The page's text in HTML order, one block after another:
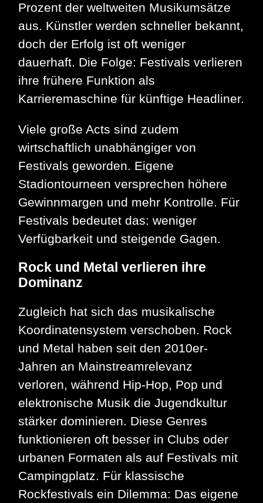
Prozent der weltweiten Musikumsätze
aus. Künstler werden schneller bekannt,
doch der Erfolg ist oft weniger
dauerhaft. Die Folge: Festivals verlieren
ihre frühere Funktion als
Karrieremaschine für künftige Headliner.
Viele große Acts sind zudem
wirtschaftlich unabhängiger von
Festivals geworden. Eigene
Stadiontourneen versprechen höhere
Gewinnmargen und mehr Kontrolle. Für
Festivals bedeutet das: weniger
Verfügbarkeit und steigende Gagen.
Rock und Metal verlieren ihre
Dominanz
Zugleich hat sich das musikalische
Koordinatensystem verschoben. Rock
und Metal haben seit den 2010er-
Jahren an Mainstreamrelevanz
verloren, während Hip-Hop, Pop und
elektronische Musik die Jugendkultur
stärker dominieren. Diese Genres
funktionieren oft besser in Clubs oder
urbanen Formaten als auf Festivals mit
Campingplatz. Für klassische
Rockfestivals ein Dilemma: Das eigene